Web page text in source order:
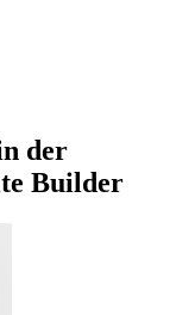
der
Builder